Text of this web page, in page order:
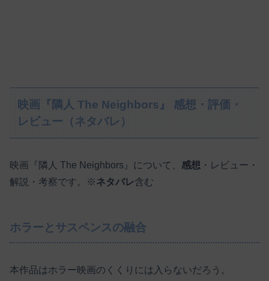
映画『隣人 The Neighbors』 感想・評価・
レビュー（ネタバレ）
映画『隣人 The Neighbors』について、 感想 ・レビュー・
解説・考察です。※ネタバレ含む
ホラーとサスペンスの融合
本作品はホラー映画のくくりには入らないだろう。